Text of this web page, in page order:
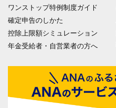
ワンストップ特例制度ガイド
確定申告のしかた
控除上限額シミュレーション
年金受給者・自営業者の方へ